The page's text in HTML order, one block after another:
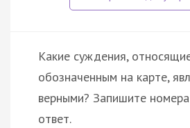
Какие суждения,
обозначенным на карте,
верными? Запишите
ответ.